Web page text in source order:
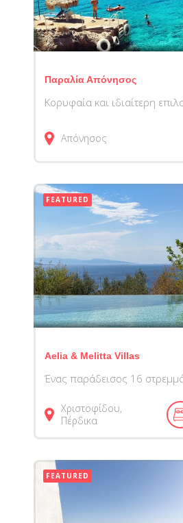
Παραλία Απόνησος
Κορυφαία και ιδιαίτερη
Απόνησος
FEATURED
Aelia & Melitta Villas
Ένας παράδεισος 16
Χριστοφίδου,
Πέρδικα
FEATURED